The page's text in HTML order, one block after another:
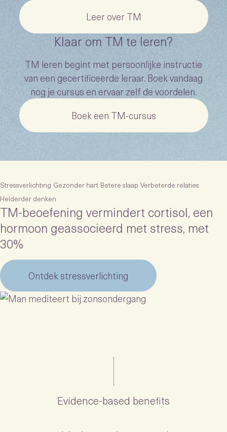
Klaar om TM te leren?
TM leren begint met persoonlijke instructie
van een gecertificeerde leraar. Boek vandaag
nog je cursus en ervaar zelf de voordelen.
Boek een TM-cursus
Leer over TM
Stressverlichting Gezonder hart Betere slaap Verbeterde relaties
Helderder denken
TM-beoefening vermindert cortisol, een
hormoon geassocieerd met stress, met
30%
Ontdek stressverlichting
Evidence-based benefits